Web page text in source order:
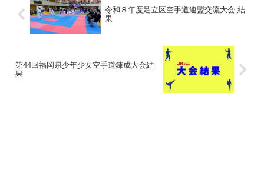
令和８年度足立区空手道連盟交流大会 結
果
第44回福岡県少年少女空手道錬成大会結
果